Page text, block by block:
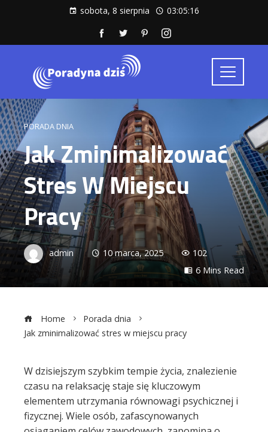
sobota, 8 sierpnia 03:05:16
PORADA DNIA
Jak Zminimalizować
Stres W Miejscu
Pracy
admin 10 marca, 2025
102
6 Mins Read
Home
Porada dnia
Jak zminimalizować stres w miejscu pracy
W dzisiejszym szybkim tempie życia, znalezienie
czasu na relaksację staje się kluczowym
elementem utrzymania równowagi psychicznej i
fizycznej. Wiele osób, zafascynowanych